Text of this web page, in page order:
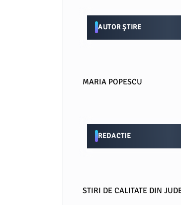
AUTOR ȘTIRE
MARIA POPESCU
REDACTIE
STIRI DE CALITATE DIN